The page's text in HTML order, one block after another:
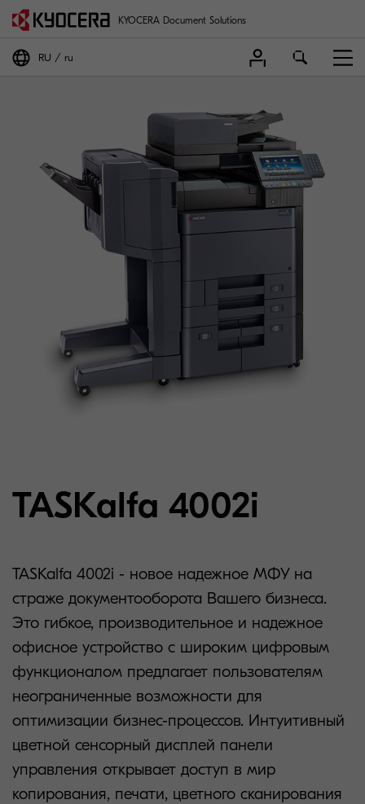
KYOCERA Document Solutions
RU ru
TASKalfa 4002i
TASKalfa 4002i - новое надежное МФУ на
страже документооборота Вашего бизнеса.
Это гибкое, производительное и надежное
офисное устройство с широким цифровым
функционалом предлагает пользователям
неограниченные возможности для
оптимизации бизнес-процессов. Интуитивный
цветной сенсорный дисплей панели
управления открывает доступ в мир
копирования, печати, цветного сканирования